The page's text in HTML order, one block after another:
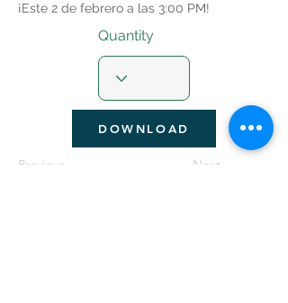
¡Este 2 de febrero a las 3:00 PM!
Quantity
DOWNLOAD
Previous Next